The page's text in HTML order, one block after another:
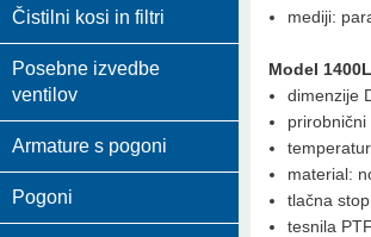
Čistilni kosi in filtri
Posebne izvedbe
ventilov
Armature s pogoni
Pogoni
mediji:
Model
dimenzije
prirobnični
material:
tlačna
tesnila